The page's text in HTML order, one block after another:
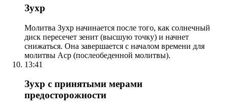
Зухр
Молитва Зухр начинается после того, как солнечный
диск пересечет зенит (высшую точку) и начнет
снижаться. Она завершается с началом времени для
молитвы Аср (послеобеденной молитвы).
13:41
Зухр с принятыми мерами
предосторожности